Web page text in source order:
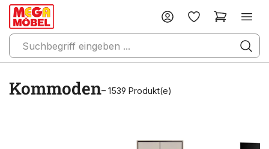
Kommoden– 1539 Produkt(e)